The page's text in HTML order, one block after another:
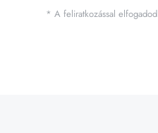
* A feliratkozással elfogadod